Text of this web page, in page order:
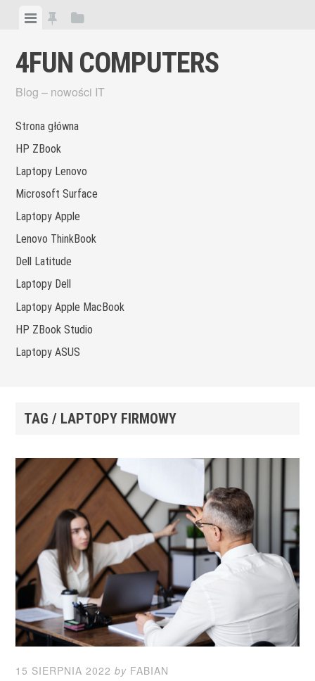
Skip
content
ViewView
posts
View
4FUN COMPUTERS
Blog – nowości IT
Strona główna
HP ZBook
Laptopy Lenovo
Microsoft Surface
Laptopy Apple
Lenovo ThinkBook
Dell Latitude
Laptopy Dell
Laptopy Apple MacBook
HP ZBook Studio
Laptopy ASUS
TAG / LAPTOPY FIRMOWY
15 SIERPNIA 2022 by FABIAN